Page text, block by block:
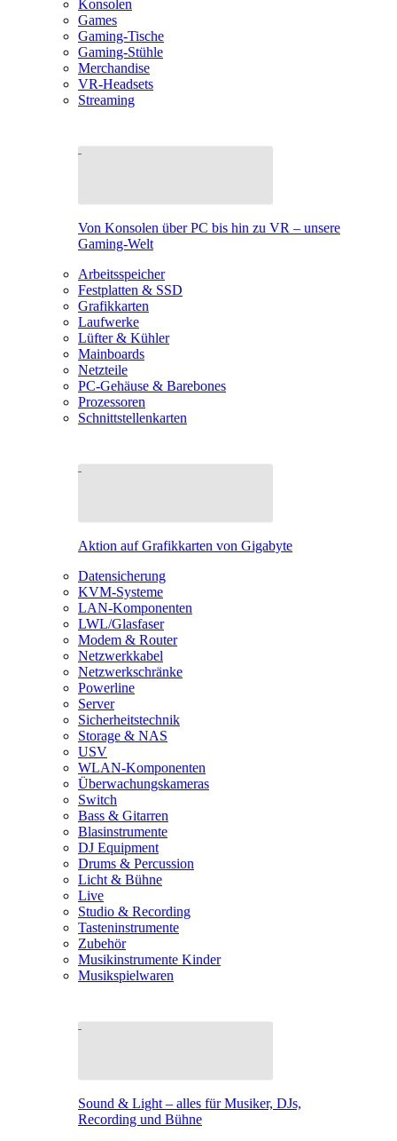
Konsolen
Games
Gaming-Tische
Gaming-Stühle
Merchandise
VR-Headsets
Streaming
Von Konsolen über PC bis hin zu VR – unsere
Gaming-Welt
Arbeitsspeicher
Festplatten & SSD
Grafikkarten
Laufwerke
Lüfter & Kühler
Mainboards
Netzteile
PC-Gehäuse & Barebones
Prozessoren
Schnittstellenkarten
Aktion auf Grafikkarten von Gigabyte
Datensicherung
KVM-Systeme
LAN-Komponenten
LWL/Glasfaser
Modem & Router
Netzwerkkabel
Netzwerkschränke
Powerline
Server
Sicherheitstechnik
Storage & NAS
USV
WLAN-Komponenten
Überwachungskameras
Switch
Bass & Gitarren
Blasinstrumente
DJ Equipment
Drums & Percussion
Licht & Bühne
Live
Studio & Recording
Tasteninstrumente
Zubehör
Musikinstrumente Kinder
Musikspielwaren
Sound & Light – alles für Musiker, DJs,
Recording und Bühne